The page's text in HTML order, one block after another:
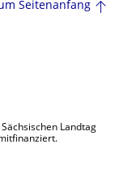
Seitenanfang
Landtag